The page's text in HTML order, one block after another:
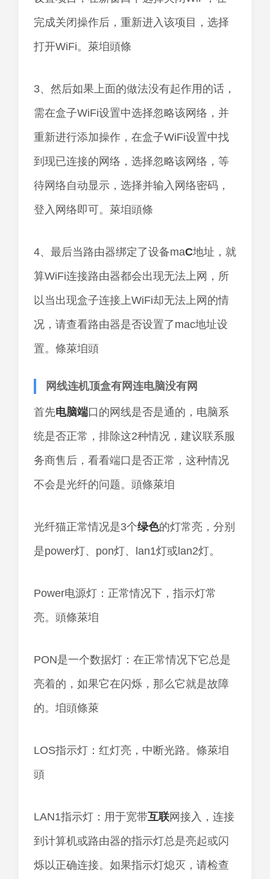
完成关闭操作后，重新进入该项目，选择
打开WiFi。萊垍頭條
3、然后如果上面的做法没有起作用的话，
需在盒子WiFi设置中选择忽略该网络，并
重新进行添加操作，在盒子WiFi设置中找
到现已连接的网络，选择忽略该网络，等
待网络自动显示，选择并输入网络密码，
登入网络即可。萊垍頭條
4、最后当路由器绑定了设备maC地址，就
算WiFi连接路由器都会出现无法上网，所
以当出现盒子连接上WiFi却无法上网的情
况，请查看路由器是否设置了mac地址设
置。條萊垍頭
网线连机顶盒有网连电脑没有网
首先电脑端口的网线是否是通的，电脑系
统是否正常，排除这2种情况，建议联系服
务商售后，看看端口是否正常，这种情况
不会是光纤的问题。頭條萊垍
光纤猫正常情况是3个绿色的灯常亮，分别
是power灯、pon灯、lan1灯或lan2灯。
Power电源灯：正常情况下，指示灯常
亮。頭條萊垍
PON是一个数据灯：在正常情况下它总是
亮着的，如果它在闪烁，那么它就是故障
的。垍頭條萊
LOS指示灯：红灯亮，中断光路。條萊垍
頭
LAN1指示灯：用于宽带互联网接入，连接
到计算机或路由器的指示灯总是亮起或闪
烁以正确连接。如果指示灯熄灭，请检查